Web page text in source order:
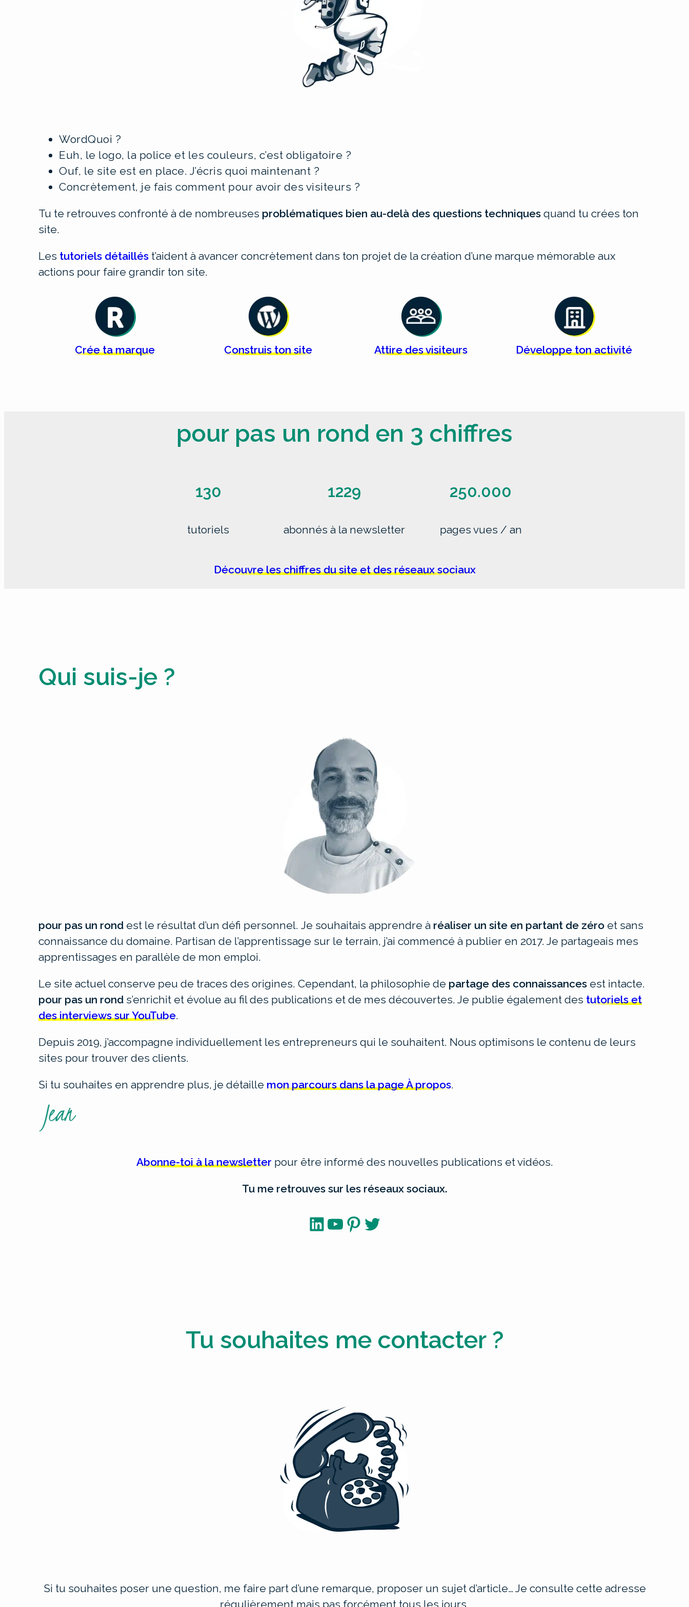
WordQuoi ?
Euh, le logo, la police et les couleurs, c’est obligatoire ?
Ouf, le site est en place. J’écris quoi maintenant ?
Concrètement, je fais comment pour avoir des visiteurs ?
Tu te retrouves confronté à de nombreuses problématiques bien au-delà des questions techniques quand tu crées ton
site.
Les tutoriels détaillés t’aident à avancer concrètement dans ton projet de la création d’une marque mémorable aux
actions pour faire grandir ton site.
Crée tamarque Construis tonsite Attire desvisiteurs Développe tonactivité
pour pas un rond en 3 chiffres
130
tutoriels
1229
abonnés à la newsletter
250.000
pages vues / an
Découvre les chiffres du site et des réseaux sociaux
Qui suis-je ?
pour pas un rond est le résultat d’un défi personnel. Je souhaitais apprendre à réaliser un site en partant de zéro et sans
connaissance du domaine. Partisan de l’apprentissage sur le terrain, j’ai commencé à publier en 2017. Je partageais mes
apprentissages en parallèle de mon emploi.
Le site actuel conserve peu de traces des origines. Cependant, la philosophie de partage des connaissances est intacte.
pour pas un rond s’enrichit et évolue au fil des publications et de mes découvertes. Je publie également des tutoriels et
des interviews sur YouTube.
Depuis 2019, j’accompagne individuellement les entrepreneurs qui le souhaitent. Nous optimisons le contenu de leurs
sites pour trouver des clients.
Si tu souhaites en apprendre plus, je détaille mon parcours dans la page À propos.
Abonne-toi à la newsletter pour être informé des nouvelles publications et vidéos.
Tu me retrouves sur les réseaux sociaux.
LinkedIn
YouTube
Pinterest
Twitter
Tu souhaites me contacter ?
Si tu souhaites poser une question, me faire part d’une remarque, proposer un sujet d’article… Je consulte cette adresse
régulièrement mais pas forcément tous les jours.